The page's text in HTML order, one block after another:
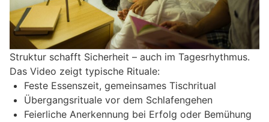
Struktur schafft Sicherheit – auch im Tagesrhythmus.
Das Video zeigt typische Rituale:
Feste Essenszeit, gemeinsames Tischritual
Übergangsrituale vor dem Schlafengehen
Feierliche Anerkennung bei Erfolg oder Bemühung